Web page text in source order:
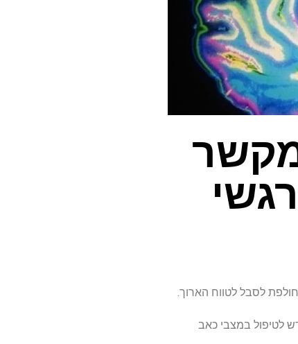
לסבל לטווח הארוך.
לטיפול במצבי כאב